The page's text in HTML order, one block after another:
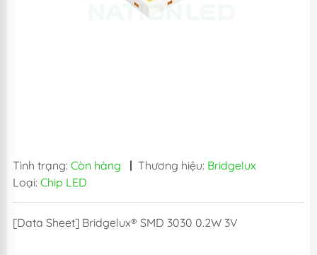
Tình trạng: Còn hàng | Thương hiệu: Bridgelux
Loại: Chip LED
[Data Sheet] Bridgelux® SMD 3030 0.2W 3V